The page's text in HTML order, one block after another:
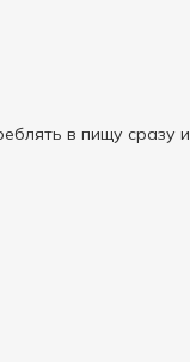
в пищу сразу